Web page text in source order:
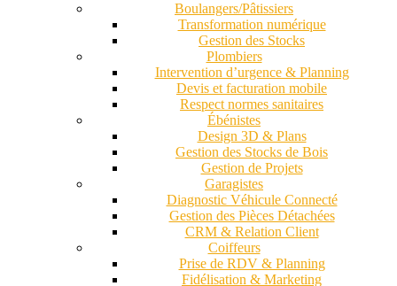
Boulangers/Pâtissiers
Transformation numérique
Gestion des Stocks
Plombiers
Intervention d’urgence & Planning
Devis et facturation mobile
Respect normes sanitaires
Ébénistes
Design 3D & Plans
Gestion des Stocks de Bois
Gestion de Projets
Garagistes
Diagnostic Véhicule Connecté
Gestion des Pièces Détachées
CRM & Relation Client
Coiffeurs
Prise de RDV & Planning
Fidélisation & Marketing